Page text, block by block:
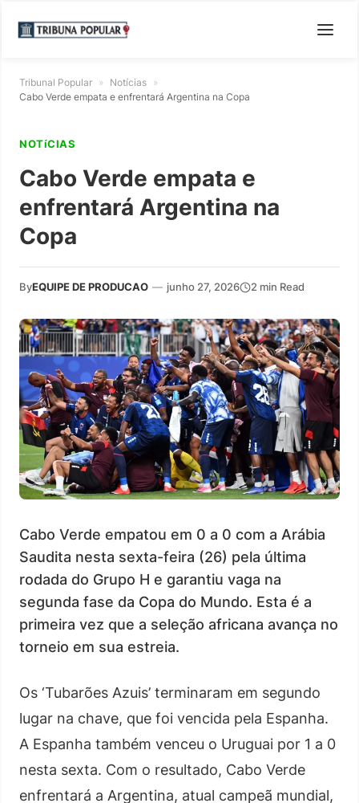
Tribunal Popular » Notícias »
Cabo Verde empata e enfrentará Argentina na Copa
NOTíCIAS
Cabo Verde empata e
enfrentará Argentina na
Copa
ByEQUIPE DE PRODUCAO — junho 27, 2026 2 min Read
Cabo Verde empatou em 0 a 0 com a Arábia
Saudita nesta sexta-feira (26) pela última
rodada do Grupo H e garantiu vaga na
segunda fase da Copa do Mundo. Esta é a
primeira vez que a seleção africana avança no
torneio em sua estreia.
Os ‘Tubarões Azuis’ terminaram em segundo
lugar na chave, que foi vencida pela Espanha.
A Espanha também venceu o Uruguai por 1 a 0
nesta sexta. Com o resultado, Cabo Verde
enfrentará a Argentina, atual campeã mundial,